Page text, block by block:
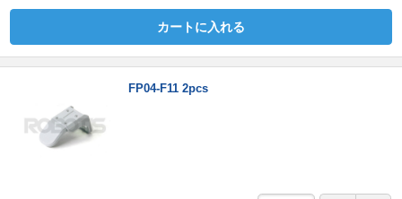
カートに入れる
FP04-F11 2pcs